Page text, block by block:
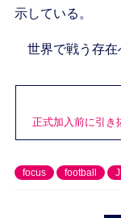
示している。
世界で戦う存在
正式加入前に引き
focus football